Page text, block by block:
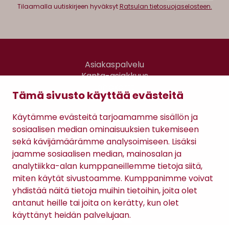
Tämä sivusto käyttää evästeitä
Käytämme evästeitä tarjoamamme sisällön ja
sosiaalisen median ominaisuuksien tukemiseen
sekä kävijämäärämme analysoimiseen. Lisäksi
jaamme sosiaalisen median, mainosalan ja
analytiikka-alan kumppaneillemme tietoja siitä,
miten käytät sivustoamme. Kumppanimme voivat
yhdistää näitä tietoja muihin tietoihin, joita olet
antanut heille tai joita on kerätty, kun olet
käyttänyt heidän palvelujaan.
Tilaamalla uutiskirjeen hyväksytRatsulan tietosuojaselosteen.
Asiakaspalvelu
Kanta-asiakkuus
Gomee Ratsula Café
Sopimusehdot
Tietosuojaseloste
Maksutavat